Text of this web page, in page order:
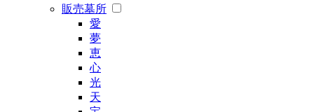
販売墓所
愛
夢
恵
心
光
天